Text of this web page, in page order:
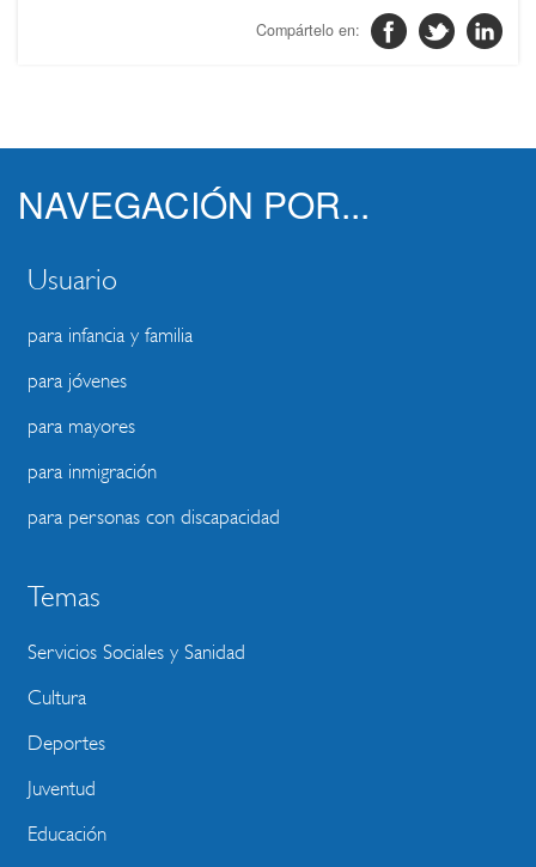
NAVEGACIÓN POR...
Usuario
para infancia y familia
para jóvenes
para mayores
para inmigración
para personas con discapacidad
Temas
Servicios Sociales y Sanidad
Cultura
Deportes
Juventud
Educación